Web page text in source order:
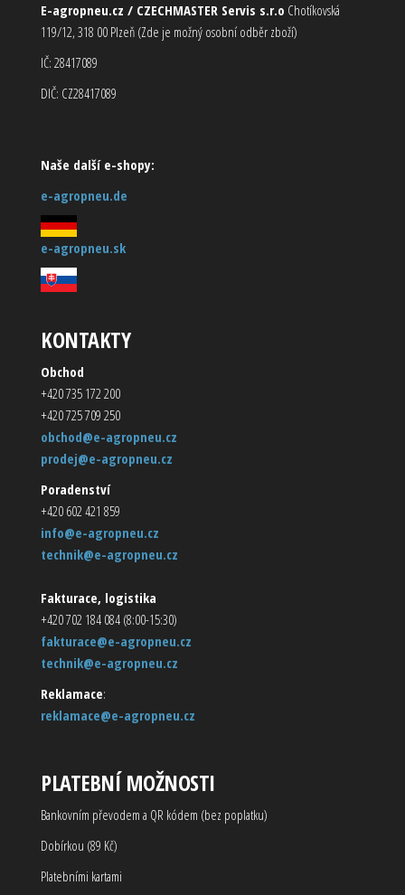
E-agropneu.cz / CZECHMASTER Servis s.r.o Chotíkovská
119/12, 318 00 Plzeň (Zde je možný osobní odběr zboží)
IČ: 28417089
DIČ: CZ28417089
Naše další e-shopy:
e-agropneu.de
e-agropneu.sk
KONTAKTY
Obchod
+420 735 172 200
+420 725 709 250
obchod@e-agropneu.cz
prodej@e-agropneu.cz
Poradenství
+420 602 421 859
info@e-agropneu.cz
technik@e-agropneu.cz
Fakturace, logistika
+420 702 184 084 (8:00-15:30)
fakturace@e-agropneu.cz
technik@e-agropneu.cz
Reklamace:
reklamace@e-agropneu.cz
PLATEBNÍ MOŽNOSTI
Bankovním převodem a QR kódem (bez poplatku)
Dobírkou (89 Kč)
Platebními kartami